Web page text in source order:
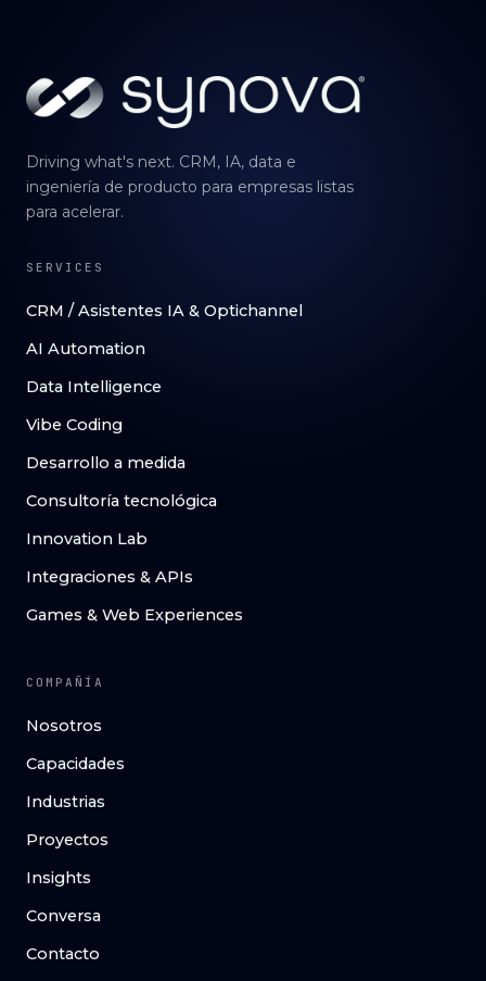
Driving what's next. CRM, IA, data e
ingeniería de producto para empresas listas
para acelerar.
SERVICES
CRM / Asistentes IA & Optichannel
AI Automation
Data Intelligence
Vibe Coding
Desarrollo a medida
Consultoría tecnológica
Innovation Lab
Integraciones & APIs
Games & Web Experiences
COMPAÑÍA
Nosotros
Capacidades
Industrias
Proyectos
Insights
Conversa
Contacto